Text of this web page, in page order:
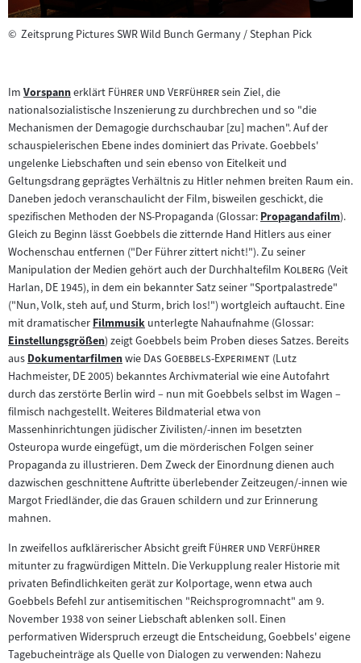
© Zeitsprung Pictures SWR Wild Bunch Germany / Stephan Pick
Im Zum
Inhalt:
Vorspannerklärt "Führer und Verführer"sein Ziel, die
nationalsozialistische Inszenierung zu durchbrechen und so "die
Mechanismen der Demagogie durchschaubar [zu] machen". Auf der
schauspielerischen Ebene indes dominiert das Private. Goebbels'
ungelenke Liebschaften und sein ebenso von Eitelkeit und
Geltungsdrang geprägtes Verhältnis zu Hitler nehmen breiten Raum ein.
Daneben jedoch veranschaulicht der Film, bisweilen geschickt, die
spezifischen Methoden der NS-Propaganda (Glossar:Zum
Inhalt:
Propagandafilm).
Gleich zu Beginn lässt Goebbels die zitternde Hand Hitlers aus einer
Wochenschau entfernen ("Der Führer zittert nicht!"). Zu seiner
Manipulation der Medien gehört auch der Durchhaltefilm "Kolberg "(Veit
Harlan, DE 1945), in dem ein bekannter Satz seiner "Sportpalastrede"
("Nun, Volk, steh auf, und Sturm, brich los!") wortgleich auftaucht. Eine
mit dramatischerZum
Inhalt:
Filmmusik unterlegte Nahaufnahme (Glossar:
Zum
Inhalt:
Einstellungsgrößen) zeigt Goebbels beim Proben dieses Satzes. Bereits
ausZum
Inhalt:
Dokumentarfilmenwie "Das Goebbels-Experiment"(Lutz
Hachmeister, DE 2005) bekanntes Archivmaterial wie eine Autofahrt
durch das zerstörte Berlin wird – nun mit Goebbels selbst im Wagen –
filmisch nachgestellt. Weiteres Bildmaterial etwa von
Massenhinrichtungen jüdischer Zivilisten/-innen im besetzten
Osteuropa wurde eingefügt, um die mörderischen Folgen seiner
Propaganda zu illustrieren. Dem Zweck der Einordnung dienen auch
dazwischen geschnittene Auftritte überlebender Zeitzeugen/-innen wie
Margot Friedländer, die das Grauen schildern und zur Erinnerung
mahnen.
In zweifellos aufklärerischer Absicht greift "Führer und Verführer"
mitunter zu fragwürdigen Mitteln. Die Verkupplung realer Historie mit
privaten Befindlichkeiten gerät zur Kolportage, wenn etwa auch
Goebbels Befehl zur antisemitischen "Reichsprogromnacht" am 9.
November 1938 von seiner Liebschaft ablenken soll. Einen
performativen Widerspruch erzeugt die Entscheidung, Goebbels' eigene
Tagebucheinträge als Quelle von Dialogen zu verwenden: Nahezu